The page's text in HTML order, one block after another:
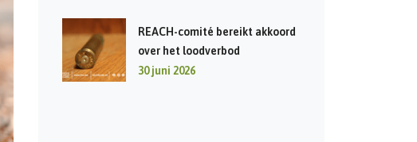
REACH-comité bereikt akkoord
over het loodverbod
30 juni 2026